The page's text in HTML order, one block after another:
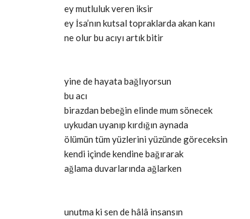
ey mutluluk veren iksir
ey İsa’nın kutsal topraklarda akan kanı
ne olur bu acıyı artık bitir
yine de hayata bağlıyorsun
bu acı
birazdan bebeğin elinde mum sönecek
uykudan uyanıp kırdığın aynada
ölümün tüm yüzlerini yüzünde göreceksin
kendi içinde kendine bağırarak
ağlama duvarlarında ağlarken
unutma ki sen de hâlâ insansın